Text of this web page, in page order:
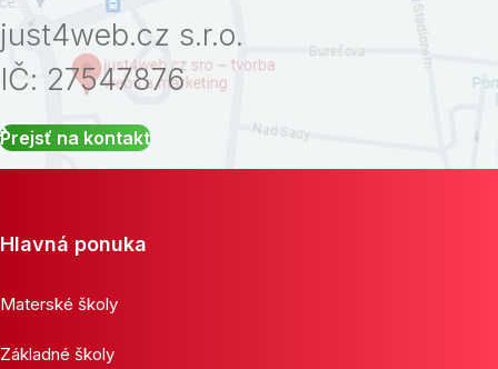
just4web.cz s.r.o.
IČ: 27547876
Prejsť na kontakt
Hlavná ponuka
Materské školy
Základné školy